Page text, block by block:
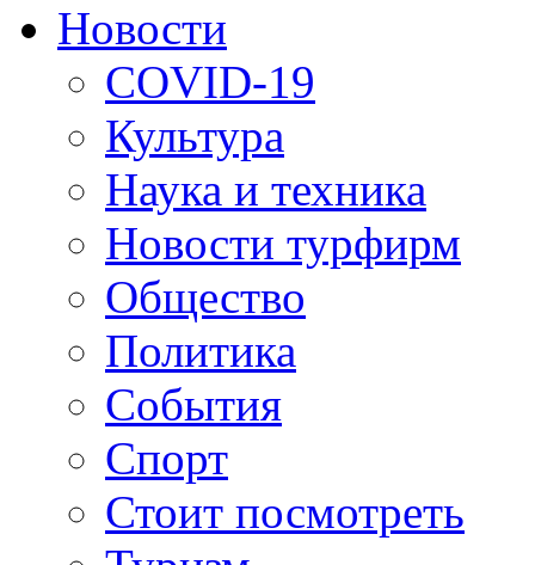
Новости
COVID-19
Культура
Наука и техника
Новости турфирм
Общество
Политика
События
Спорт
Стоит посмотреть